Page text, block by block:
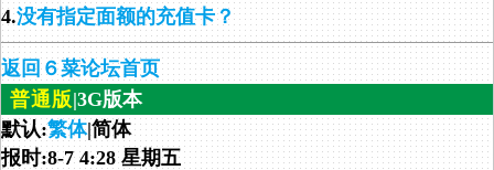
4.没有指定面额的充值卡？
返回６菜论坛首页
普通版|3G版本
默认:繁体|简体
报时:8-7 4:28 星期五